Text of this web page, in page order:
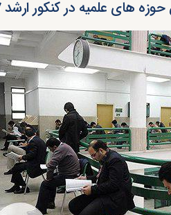
های علمیه در کنکور ارشد ۹۷